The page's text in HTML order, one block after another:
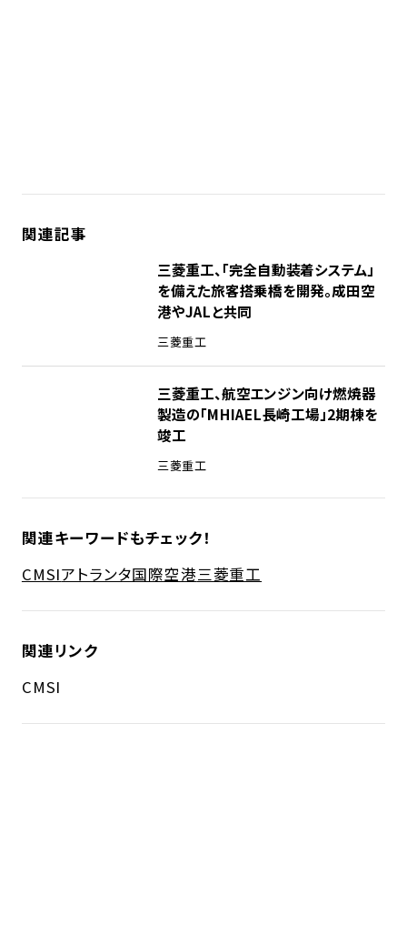
関連記事
三菱重工、「完全自動装着システム」
を備えた旅客搭乗橋を開発。成田空
港やJALと共同
三菱重工
三菱重工、航空エンジン向け燃焼器
製造の「MHIAEL長崎工場」2期棟を
竣工
三菱重工
関連キーワードもチェック！
CMSIアトランタ国際空港三菱重工
関連リンク
CMSI